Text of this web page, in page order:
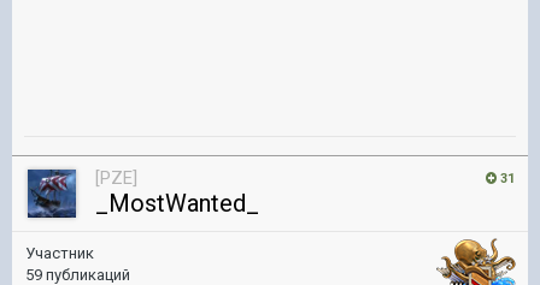
31
[PZE]
_MostWanted_
Участник
59 публикаций